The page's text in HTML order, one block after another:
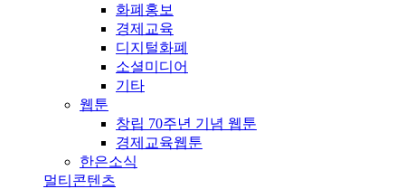
화폐홍보
경제교육
디지털화폐
소셜미디어
기타
웹툰
창립 70주년 기념 웹툰
경제교육웹툰
한은소식
멀티콘텐츠